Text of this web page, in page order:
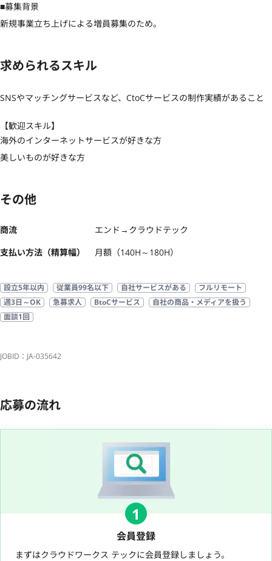
■募集背景
新規事業立ち上げによる増員募集のため。
求められるスキル
SNSやマッチングサービスなど、CtoCサービスの制作実績があること
【歓迎スキル】
海外のインターネットサービスが好きな方
美しいものが好きな方
その他
商流
エンド→クラウドテック
支払い方法（精算幅）
月額（140H～180H）
設立5年以内 従業員99名以下 自社サービスがある
フルリモート
週3日～OK
急募求人 BtoCサービス
自社の商品・メディアを扱う
面談1回
JOBID：JA-035642
応募の流れ
1
会員登録
まずはクラウドワークス テックに会員登録しましょう。